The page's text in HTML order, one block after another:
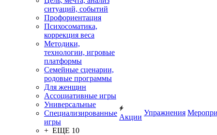
ситуаций, событий
Профориентация
Психосоматика,
коррекция веса
Методики,
технологии, игровые
платформы
Семейные сценарии,
родовые программы
Для женщин
Ассоциативные игры
Универсальные
Специализированные
игры
+ ЕЩЕ 10
Акции
Упражнения